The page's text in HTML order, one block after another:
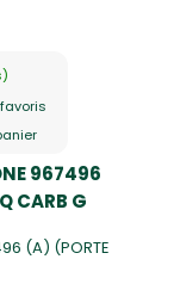
967496
CARB G
(A) (PORTE